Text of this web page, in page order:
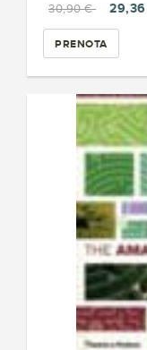
30,90 €
PRENOTA